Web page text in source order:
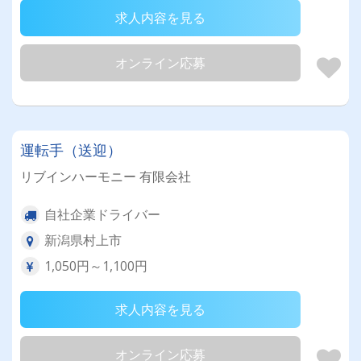
求人内容を見る
オンライン応募
運転手（送迎）
リブインハーモニー 有限会社
自社企業ドライバー
新潟県村上市
1,050円～1,100円
求人内容を見る
オンライン応募